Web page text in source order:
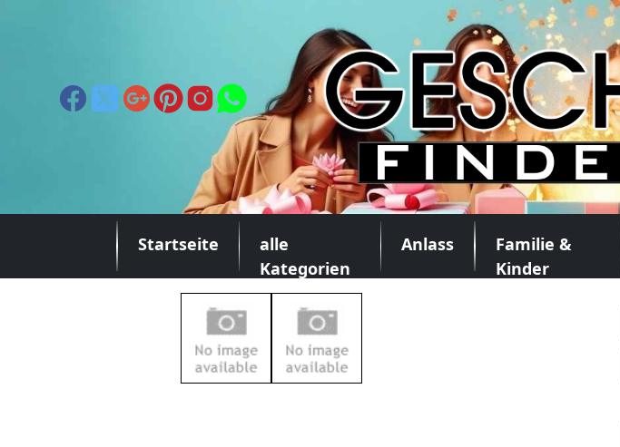
Startseite
alle
Kategorien
Anlass
Familie &
Kinder